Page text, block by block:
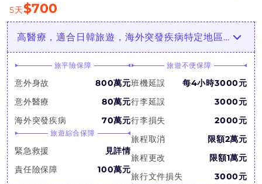
5天$700
高醫療，適合日韓旅遊，海外突發疾病特定地區增額最高3倍
旅平險保障
意外身故
800萬元
意外醫療
80萬元
海外突發疾病
70萬元
旅遊綜合保障
緊急救援
見詳情
責任險保障
100萬元
旅遊不便保障
班機延誤
每4小時3000元
行李延誤
3000元
行李損失
2000元
旅程取消
限額2萬元
旅程更改
限額1萬元
旅行文件損失
3000元